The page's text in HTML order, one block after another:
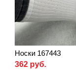
Носки 167443
362 руб.